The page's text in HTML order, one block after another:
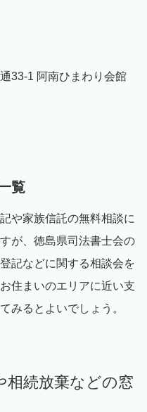
33-1 阿南ひまわり会館
覧
や家族信託の無料相談に
が、徳島県司法書士会の
記などに関する相談会を
住まいのエリアに近い支
みるとよいでしょう。
相続放棄などの窓